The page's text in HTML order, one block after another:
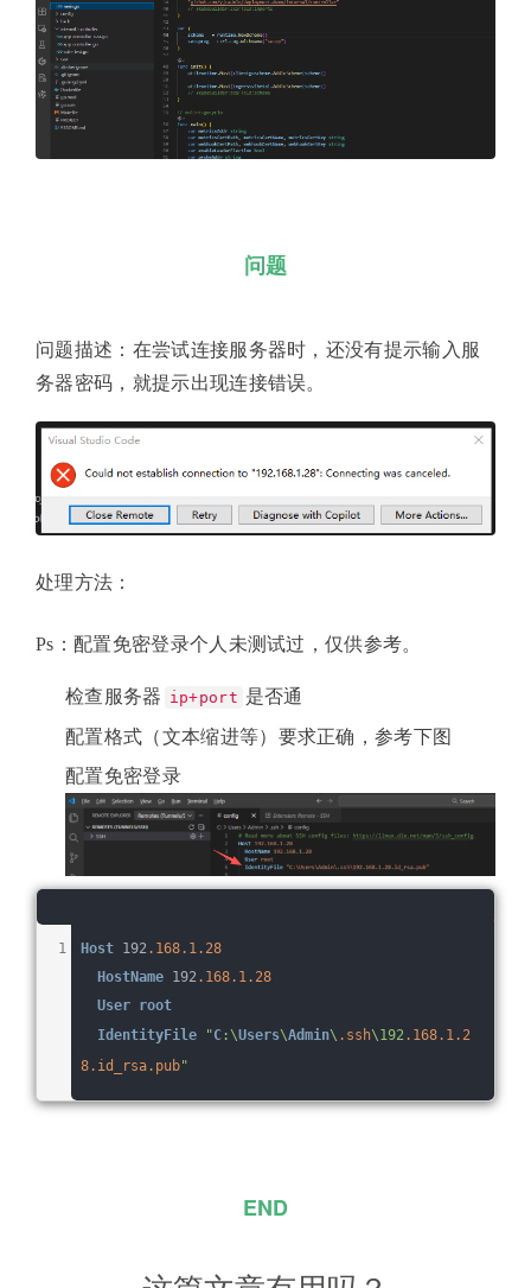
问题
问题描述：在尝试连接服务器时，还没有提示输入服
务器密码，就提示出现连接错误。
处理方法：
Ps：配置免密登录个人未测试过，仅供参考。
检查服务器 ip+port 是否通
配置格式（文本缩进等）要求正确，参考下图
配置免密登录
Host 192.168.1.28
HostName 192.168.1.28
User root
IdentityFile
"C :\Users\Admin\ .ssh\192.168.1.2
8.id_rsa.pub"
END